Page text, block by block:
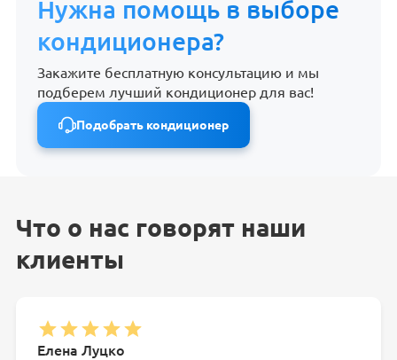
Нужна помощь в выборе
кондиционера?
Закажите бесплатную консультацию и мы
подберем лучший кондиционер для вас!
Подобрать кондиционер
Что о нас говорят наши
клиенты
Елена Луцко